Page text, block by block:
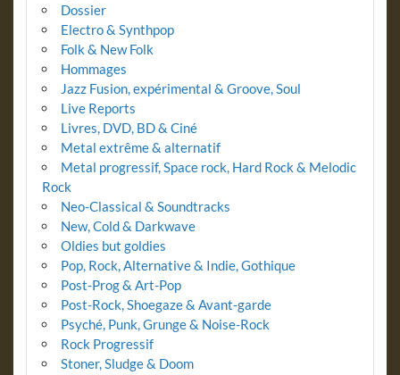
Dossier
Electro & Synthpop
Folk & New Folk
Hommages
Jazz Fusion, expérimental & Groove, Soul
Live Reports
Livres, DVD, BD & Ciné
Metal extrême & alternatif
Metal progressif, Space rock, Hard Rock & Melodic
Rock
Neo-Classical & Soundtracks
New, Cold & Darkwave
Oldies but goldies
Pop, Rock, Alternative & Indie, Gothique
Post-Prog & Art-Pop
Post-Rock, Shoegaze & Avant-garde
Psyché, Punk, Grunge & Noise-Rock
Rock Progressif
Stoner, Sludge & Doom